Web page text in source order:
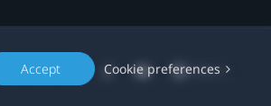
Accept Cookie preferences